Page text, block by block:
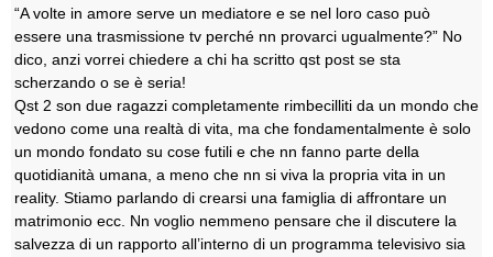
“A volte in amore serve un mediatore e se nel loro caso può
essere una trasmissione tv perché nn provarci ugualmente?” No
dico, anzi vorrei chiedere a chi ha scritto qst post se sta
scherzando o se è seria!
Qst 2 son due ragazzi completamente rimbecilliti da un mondo che
vedono come una realtà di vita, ma che fondamentalmente è solo
un mondo fondato su cose futili e che nn fanno parte della
quotidianità umana, a meno che nn si viva la propria vita in un
reality. Stiamo parlando di crearsi una famiglia di affrontare un
matrimonio ecc. Nn voglio nemmeno pensare che il discutere la
salvezza di un rapporto all’interno di un programma televisivo sia